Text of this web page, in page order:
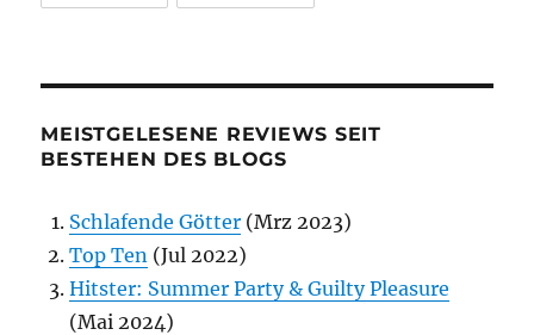
MEISTGELESENE REVIEWS SEIT
BESTEHEN DES BLOGS
Schlafende Götter (Mrz 2023)
Top Ten (Jul 2022)
Hitster: Summer Party & Guilty Pleasure
(Mai 2024)